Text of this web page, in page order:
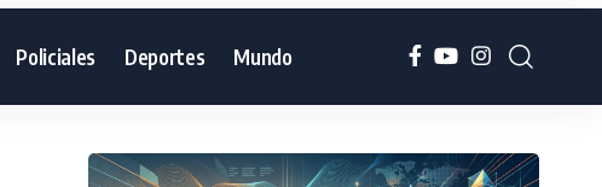
Policiales Deportes Mundo